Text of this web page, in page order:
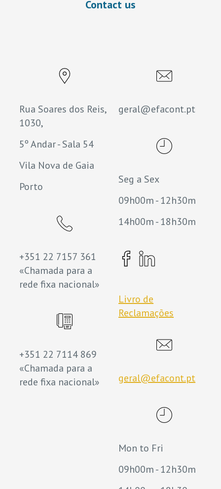
Contact us
Rua Soares dos Reis,
1030,
5º Andar - Sala 54
Vila Nova de Gaia
Porto
+351 22 7157 361
«Chamada para a
rede fixa nacional»
+351 22 7114 869
«Chamada para a
rede fixa nacional»
geral@efacont.pt
Seg a Sex
09h00m - 12h30m
14h00m - 18h30m
Livro de
Reclamações
geral@efacont.pt
Mon to Fri
09h00m - 12h30m